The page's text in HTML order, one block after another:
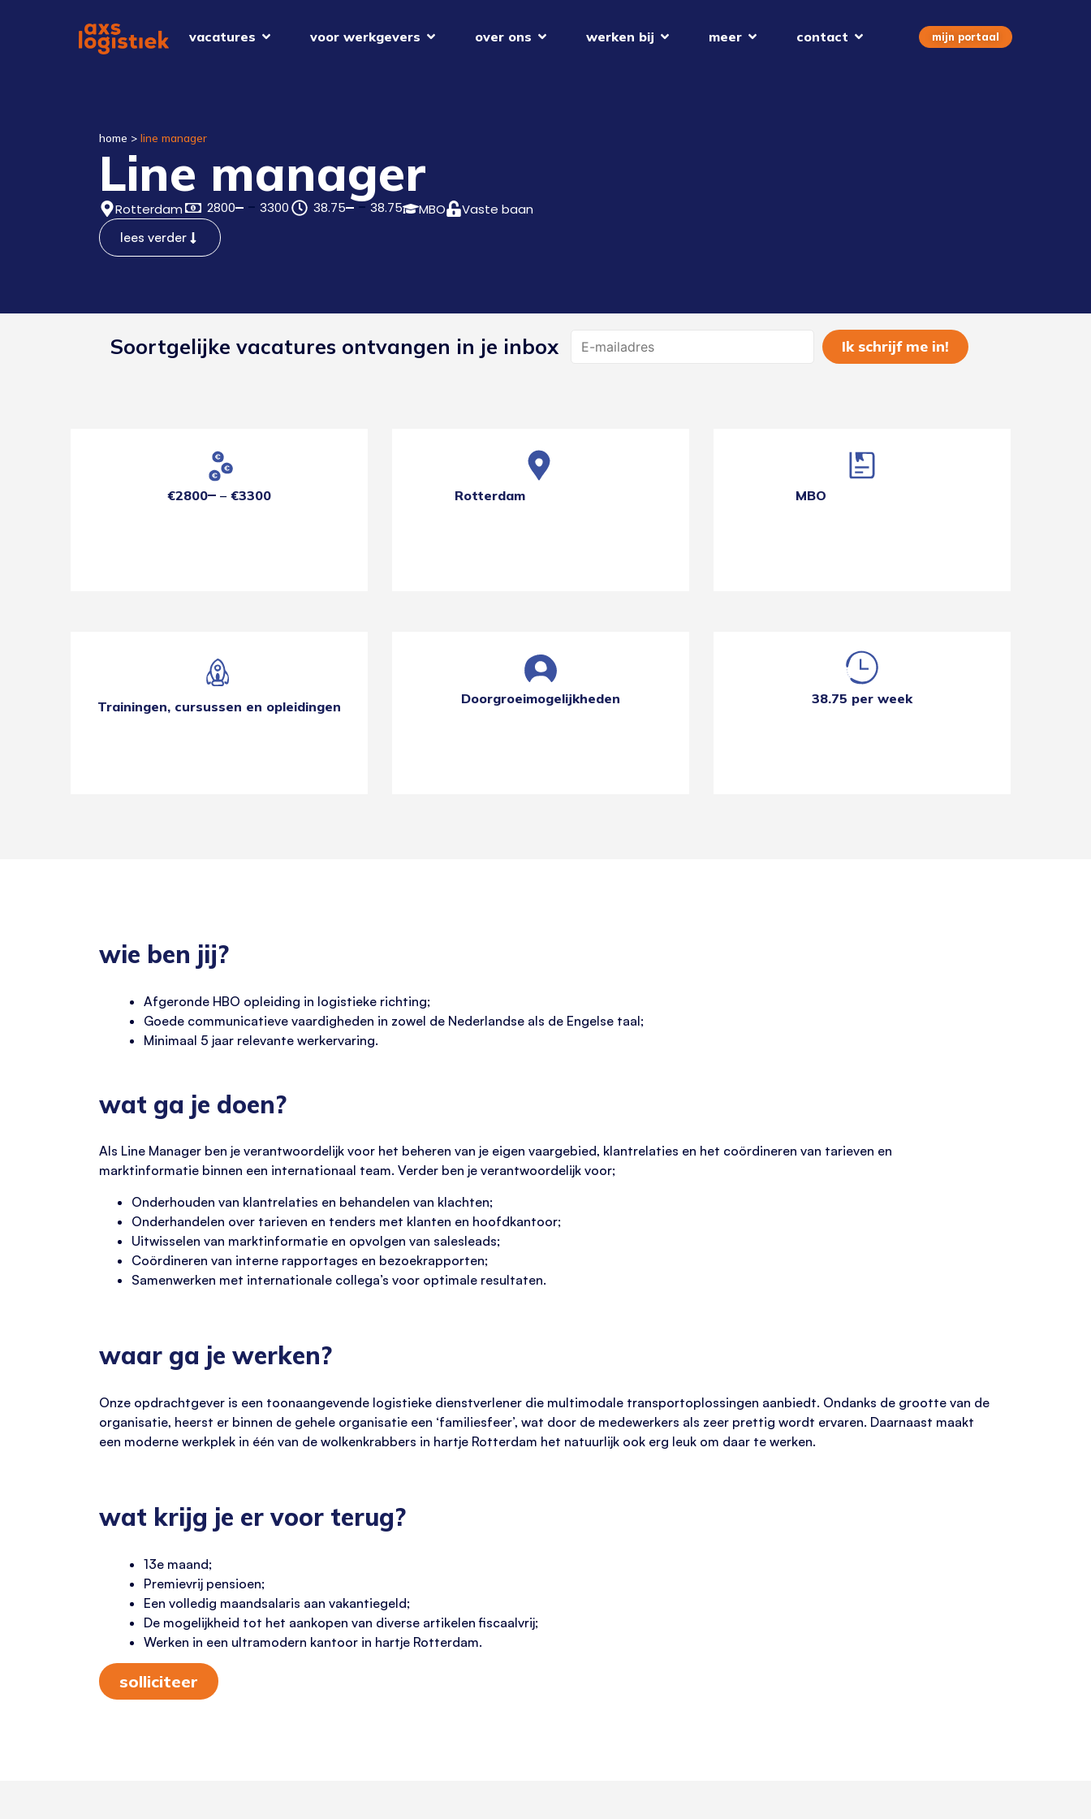
vacatures voor werkgevers over ons werken bij meer contact mijn portaal
home > line manager
Line manager
Rotterdam 2800 3300 38.75 38.75 MBO Vaste baan
lees verder
Soortgelijke vacatures ontvangen in je inbox
€2800 €3300 Rotterdam MBO
Trainingen, cursussen en opleidingen Doorgroeimogelijkheden 38.75 per week
wie ben jij?
Afgeronde HBO opleiding in logistieke richting;
Goede communicatieve vaardigheden in zowel de Nederlandse als de Engelse taal;
Minimaal 5 jaar relevante werkervaring.
wat ga je doen?
Als Line Manager ben je verantwoordelijk voor het beheren van je eigen vaargebied, klantrelaties en het coördineren van tarieven en
marktinformatie binnen een internationaal team. Verder ben je verantwoordelijk voor;
Onderhouden van klantrelaties en behandelen van klachten;
Onderhandelen over tarieven en tenders met klanten en hoofdkantoor;
Uitwisselen van marktinformatie en opvolgen van salesleads;
Coördineren van interne rapportages en bezoekrapporten;
Samenwerken met internationale collega’s voor optimale resultaten.
waar ga je werken?
Onze opdrachtgever is een toonaangevende logistieke dienstverlener die multimodale transportoplossingen aanbiedt. Ondanks de grootte van de
organisatie, heerst er binnen de gehele organisatie een ‘familiesfeer’, wat door de medewerkers als zeer prettig wordt ervaren. Daarnaast maakt
een moderne werkplek in één van de wolkenkrabbers in hartje Rotterdam het natuurlijk ook erg leuk om daar te werken.
wat krijg je er voor terug?
13e maand;
Premievrij pensioen;
Een volledig maandsalaris aan vakantiegeld;
De mogelijkheid tot het aankopen van diverse artikelen fiscaalvrij;
Werken in een ultramodern kantoor in hartje Rotterdam.
solliciteer